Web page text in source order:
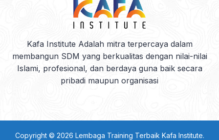
Kafa Institute Adalah mitra terpercaya dalam
membangun SDM yang berkualitas dengan nilai-nilai
Islami, profesional, dan berdaya guna baik secara
pribadi maupun organisasi
Copyright © 2026 Lembaga Training Terbaik Kafa Institute.